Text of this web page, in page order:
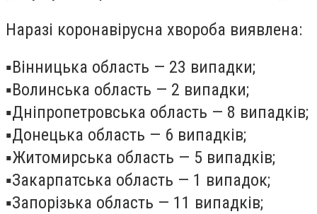
Наразі коронавірусна хвороба виявлена:
▪️Вінницька область — 23 випадки;
▪️Волинська область — 2 випадки;
▪️Дніпропетровська область — 8 випадків;
▪️Донецька область — 6 випадків;
▪️Житомирська область — 5 випадків;
▪️Закарпатська область — 1 випадок;
▪️Запорізька область — 11 випадків;